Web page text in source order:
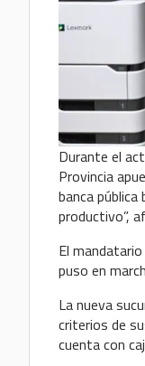
Durante el
Provincia
banca
productivo”,
El
puso en
La nueva
criterios de
cuenta con